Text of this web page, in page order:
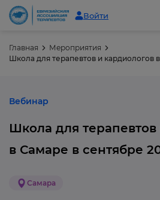
Войти
Главная
Мероприятия
Вебинар
Школа для
в Самаре в сентябре
Самара